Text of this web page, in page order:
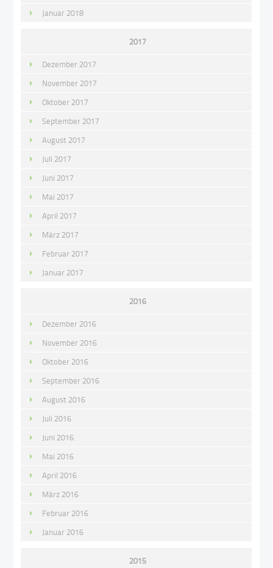
Januar 2018
2017
Dezember 2017
November 2017
Oktober 2017
September 2017
August 2017
Juli 2017
Juni 2017
Mai 2017
April 2017
März 2017
Februar 2017
Januar 2017
2016
Dezember 2016
November 2016
Oktober 2016
September 2016
August 2016
Juli 2016
Juni 2016
Mai 2016
April 2016
März 2016
Februar 2016
Januar 2016
2015